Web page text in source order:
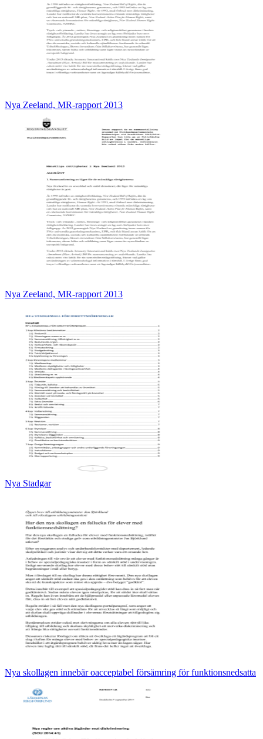
Nya Zeeland, MR-rapport 2013
Nya Zeeland, MR-rapport 2013
Nya Stadgar
Nya skollagen innebär oacceptabel försämring för funktionsnedsatta